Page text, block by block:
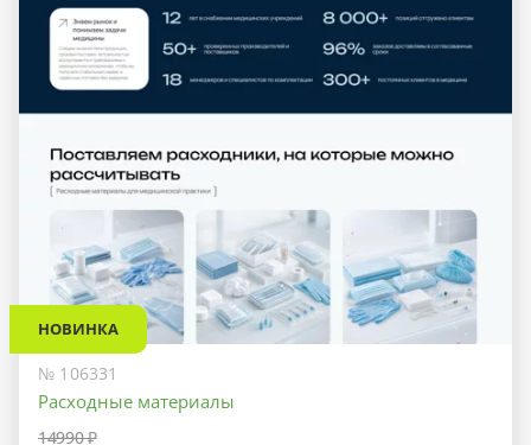
НОВИНКА
№ 106331
Расходные материалы
14990 ₽